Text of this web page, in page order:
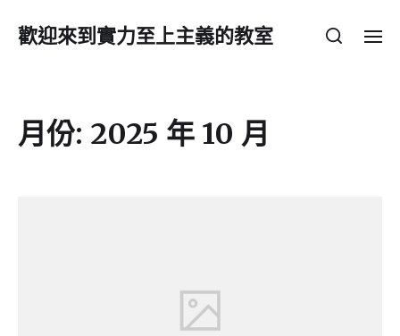
歡迎來到實力至上主義的教室
月份: 2025 年 10 月